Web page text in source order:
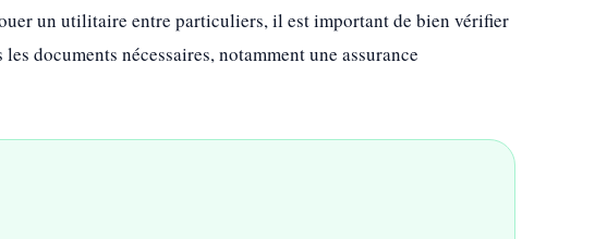
un utilitaire entre particuliers, il est important de bien vérifier
documents nécessaires, notamment une assurance